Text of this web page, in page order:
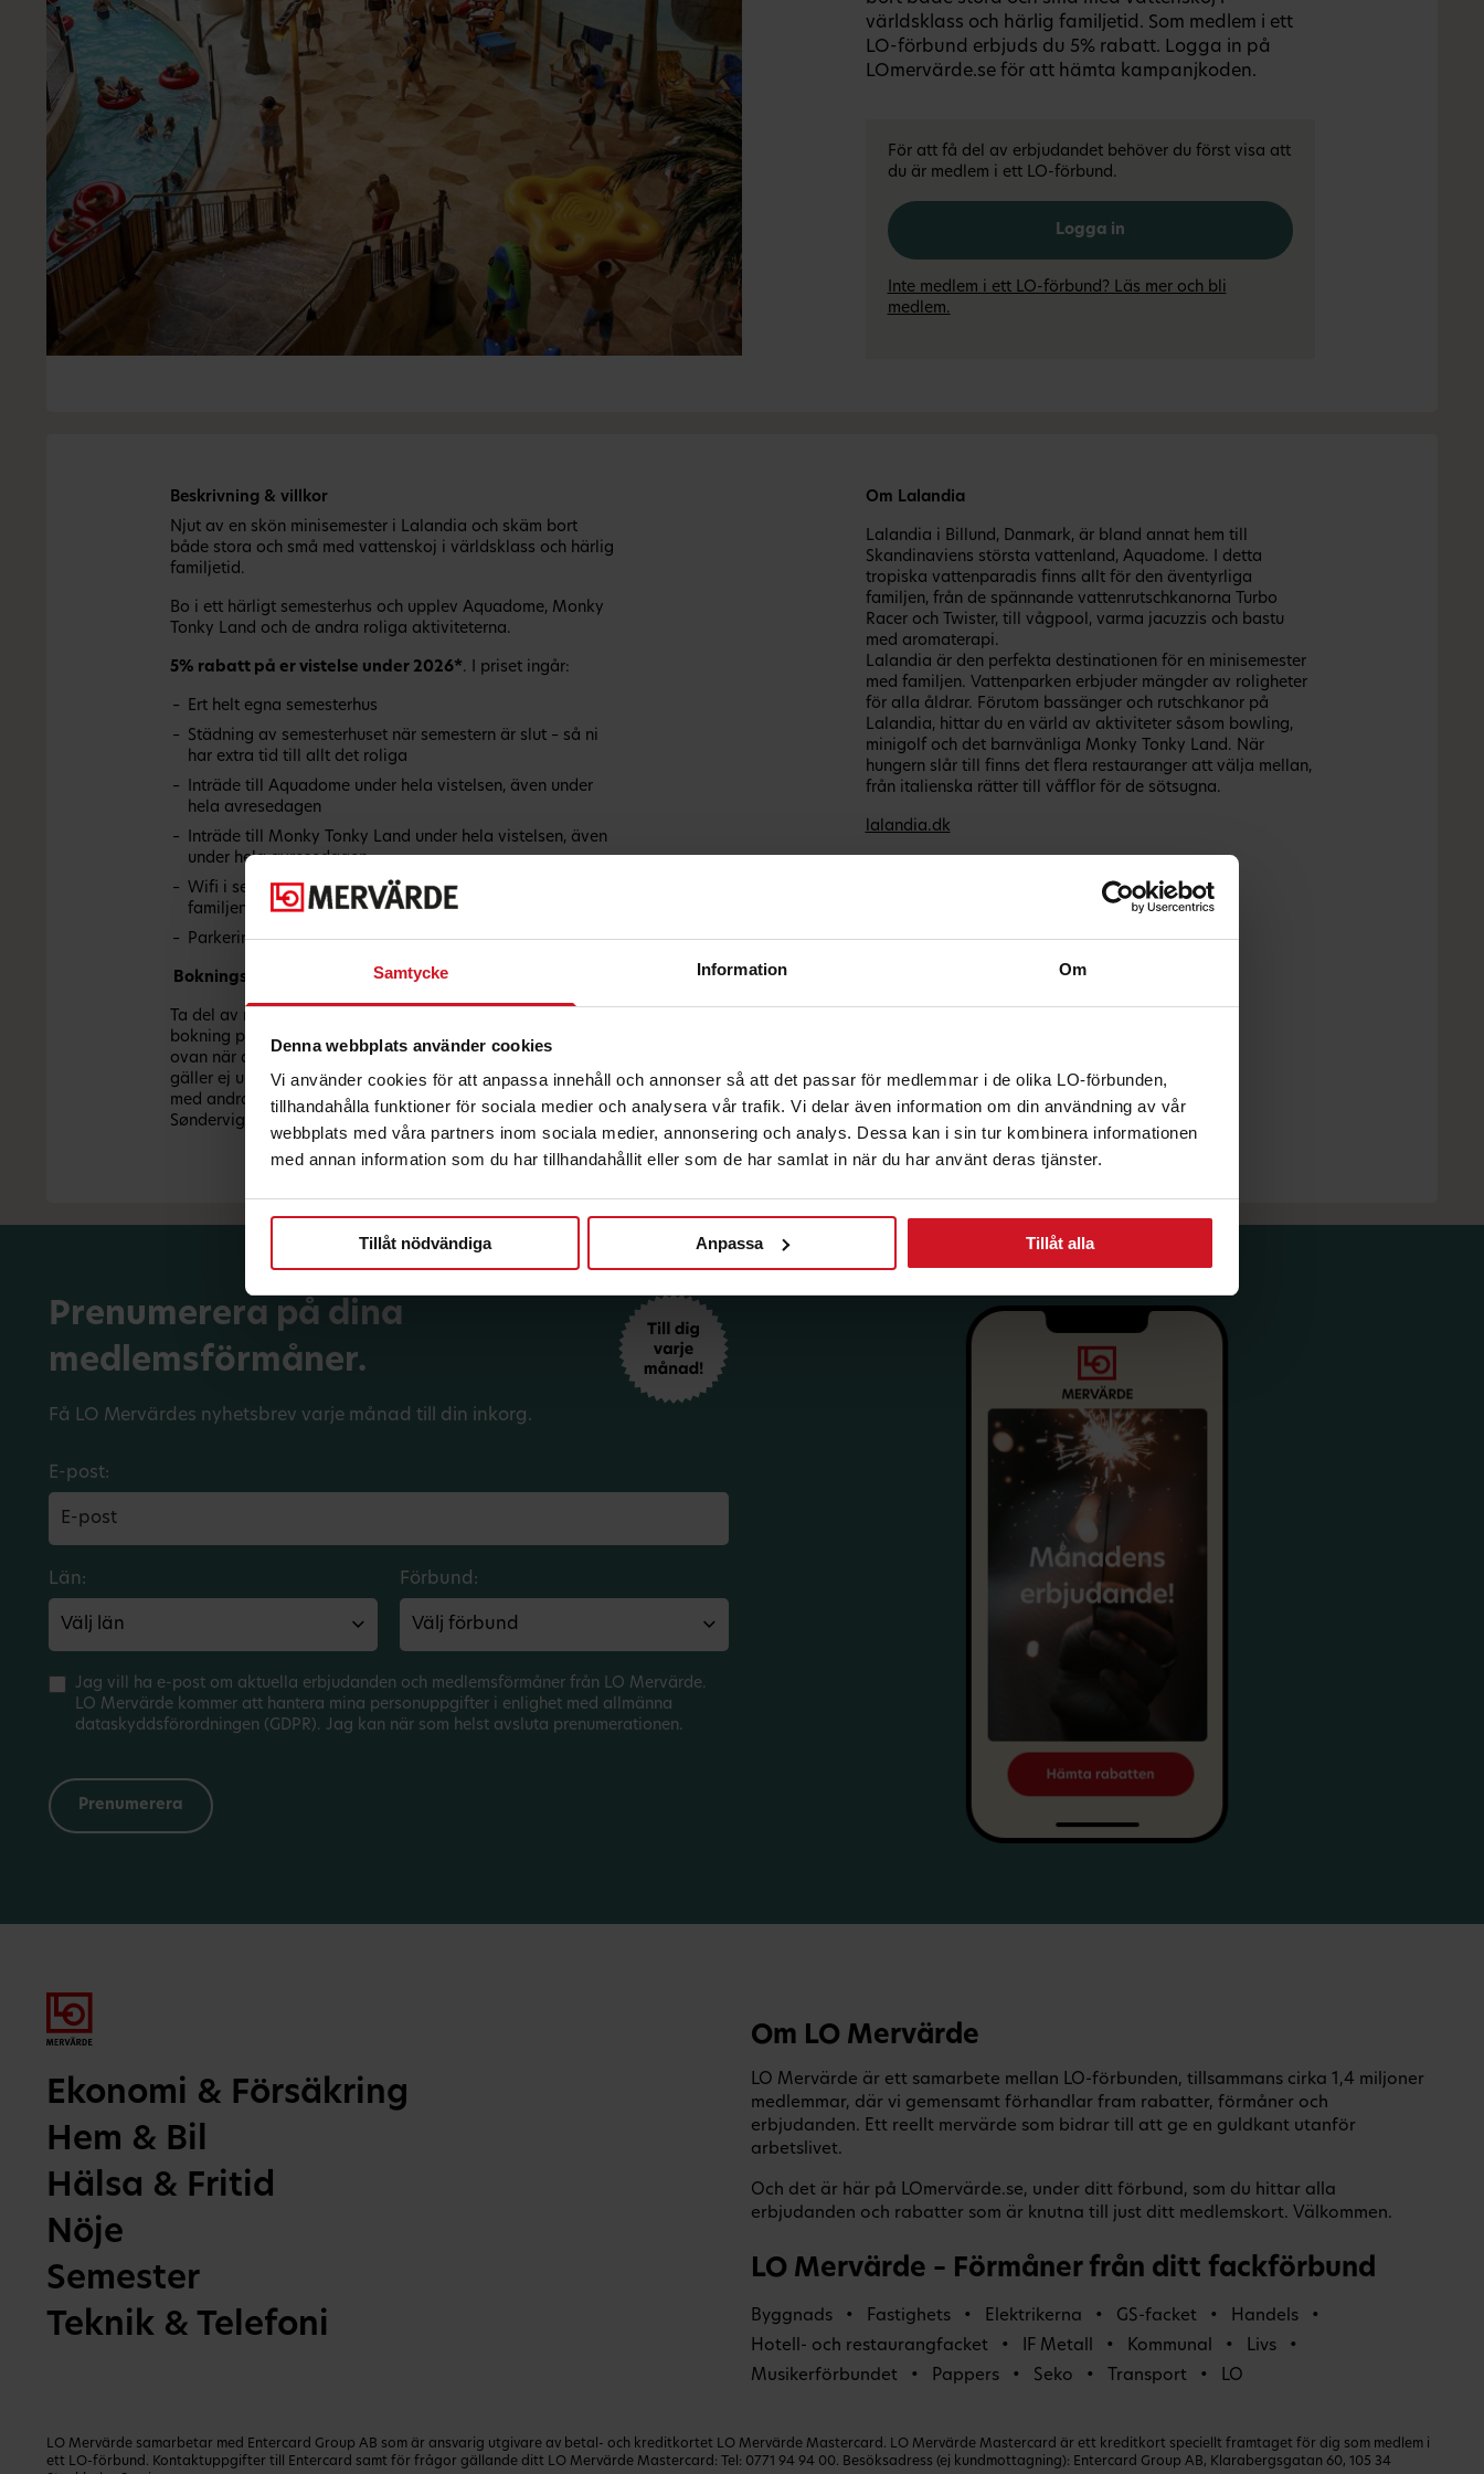
Samtycke Information Om
Denna webbplats använder cookies
Vi använder cookies för att anpassa innehåll och annonser så att det passar för medlemmar i de olika LO-förbunden,
tillhandahålla funktioner för sociala medier och analysera vår trafik. Vi delar även information om din användning av vår
webbplats med våra partners inom sociala medier, annonsering och analys. Dessa kan i sin tur kombinera informationen
med annan information som du har tillhandahållit eller som de har samlat in när du har använt deras tjänster.
Tillåt nödvändiga Anpassa Tillåt alla
världsklass och härlig familjetid. Som medlem i ett
LO-förbund erbjuds du 5% rabatt. Logga in på
LOmervärde.se för att hämta kampanjkoden.
För att få del av erbjudandet behöver du först visa att
du är medlem i ett LO-förbund.
Logga in
Inte medlem i ett LO-förbund? Läs mer och bli
medlem.
Beskrivning & villkor
Njut av en skön minisemester i Lalandia och skäm bort
både stora och små med vattenskoj i världsklass och härlig
familjetid.
Bo i ett härligt semesterhus och upplev Aquadome, Monky
Tonky Land och de andra roliga aktiviteterna.
5% rabatt på er vistelse under 2026*. I priset ingår:
Ert helt egna semesterhus
Städning av semesterhuset när semestern är slut – så ni
har extra tid till allt det roliga
Inträde till Aquadome under hela vistelsen, även under
hela avresedagen
Inträde till Monky Tonky Land under hela vistelsen, även
under hela avresedagen
Wifi i semesterhuset, så underhållningen är säkrad när
familjen är samlad i soffan
Parkeringsplats vid semesterhuset.
Bokningsvillkor
Ta del av rabatten genom att ange kampanjkoden vid
bokning på
landlandia.dk. Kampanjkoden blir synlig i rutan
ovan när du loggat in på LOmervärde.se. *Erbjudandet
gäller ej under veckorna 28-32 och kan inte kombineras
med andra rabatter eller kampanjer. Gäller på Lalandia i
Søndervig, Billund och Rødby.
Om Lalandia
Lalandia i Billund, Danmark, är bland annat hem till
Skandinaviens största vattenland, Aquadome. I detta
tropiska vattenparadis finns allt för den äventyrliga
familjen, från de spännande vattenrutschkanorna Turbo
Racer och Twister, till vågpool, varma jacuzzis och bastu
med aromaterapi.
Lalandia är den perfekta destinationen för en minisemester
med familjen. Vattenparken erbjuder mängder av roligheter
för alla åldrar. Förutom bassänger och rutschkanor på
Lalandia, hittar du en värld av aktiviteter såsom bowling,
minigolf och det barnvänliga Monky Tonky Land. När
hungern slår till finns det flera restauranger att välja mellan,
från italienska rätter till våfflor för de sötsugna.
lalandia.dk
Prenumerera på dina
medlemsförmåner.
Få LO Mervärdes nyhetsbrev varje månad till din inkorg.
E-post:
Län: Förbund:
Jag vill ha e-post om aktuella erbjudanden och medlemsförmåner från LO Mervärde.
LO Mervärde kommer att hantera mina personuppgifter i enlighet med allmänna
dataskyddsförordningen (GDPR). Jag kan när som helst avsluta prenumerationen.
Ekonomi & Försäkring
Hem & Bil
Hälsa & Fritid
Nöje
Semester
Teknik & Telefoni
Om LO Mervärde
LO Mervärde är ett samarbete mellan LO-förbunden, tillsammans cirka 1,4 miljoner
medlemmar, där vi gemensamt förhandlar fram rabatter, förmåner och
erbjudanden. Ett reellt mervärde som bidrar till att ge en guldkant utanför
arbetslivet.
Och det är här på LOmervärde.se, under ditt förbund, som du hittar alla
erbjudanden och rabatter som är knutna till just ditt medlemskort. Välkommen.
LO Mervärde – Förmåner från ditt fackförbund
Byggnads Fastighets Elektrikerna GS-facket
Handels
Hotell- och restaurangfacket
IF Metall Kommunal
Livs
Musikerförbundet
Pappers Seko Transport LO
LO Mervärde samarbetar med Entercard Group AB som är ansvarig utgivare av betal- och kreditkortet LO Mervärde Mastercard. LO Mervärde Mastercard är ett kreditkort speciellt framtaget för dig som medlem i
ett LO-förbund. Kontaktuppgifter till Entercard samt för frågor gällande ditt LO Mervärde Mastercard: Tel: 0771 94 94 00. Besöksadress (ej kundmottagning): Entercard Group AB, Klarabergsgatan 60, 105 34